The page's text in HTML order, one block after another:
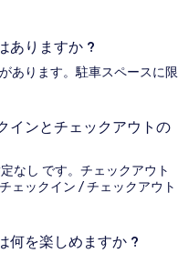
ありますか ?
あります。駐車スペースに限
インとチェックアウトの
なし です。チェックアウト
ェックイン / チェックアウト
何を楽しめますか ?